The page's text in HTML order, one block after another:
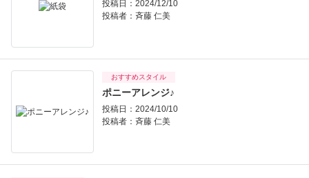
投稿日：2024/12/10
投稿者： 斉藤 仁美
おすすめスタイル
ポニーアレンジ♪
投稿日：2024/10/10
投稿者： 斉藤 仁美